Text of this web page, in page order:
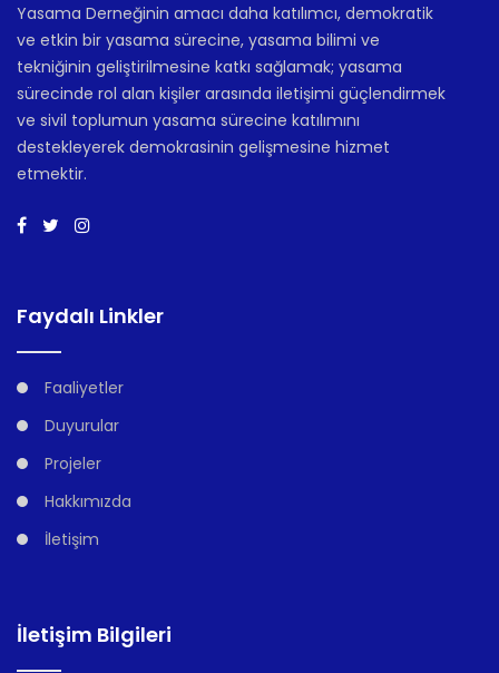
Yasama Derneğinin amacı daha katılımcı, demokratik
ve etkin bir yasama sürecine, yasama bilimi ve
tekniğinin geliştirilmesine katkı sağlamak; yasama
sürecinde rol alan kişiler arasında iletişimi güçlendirmek
ve sivil toplumun yasama sürecine katılımını
destekleyerek demokrasinin gelişmesine hizmet
etmektir.
Faydalı Linkler
Faaliyetler
Duyurular
Projeler
Hakkımızda
İletişim
İletişim Bilgileri